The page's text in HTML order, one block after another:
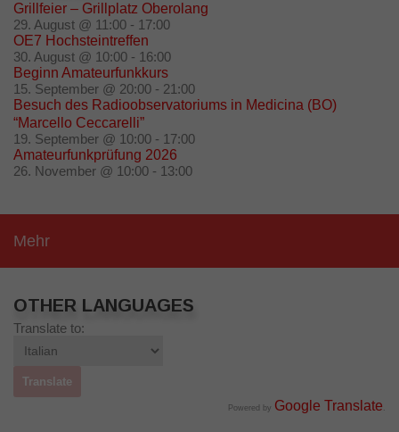
Grillfeier – Grillplatz Oberolang
29. August @ 11:00 - 17:00
OE7 Hochsteintreffen
30. August @ 10:00 - 16:00
Beginn Amateurfunkkurs
15. September @ 20:00 - 21:00
Besuch des Radioobservatoriums in Medicina (BO)
“Marcello Ceccarelli”
19. September @ 10:00 - 17:00
Amateurfunkprüfung 2026
26. November @ 10:00 - 13:00
Mehr
OTHER LANGUAGES
Translate to:
Powered by Google Translate .